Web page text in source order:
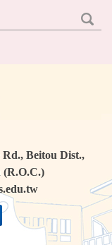
Beitou Dist.,
(R.O.C.)